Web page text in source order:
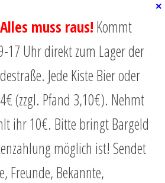
ist gegenwärtig leer.
muss raus! Kommt
17 Uhr direkt zum Lager der
Jede Kiste Bier oder
(zzgl. Pfand 3,10€). Nehmt
ihr 10€. Bitte bringt Bargeld
möglich ist! Sendet
Freunde, Bekannte,